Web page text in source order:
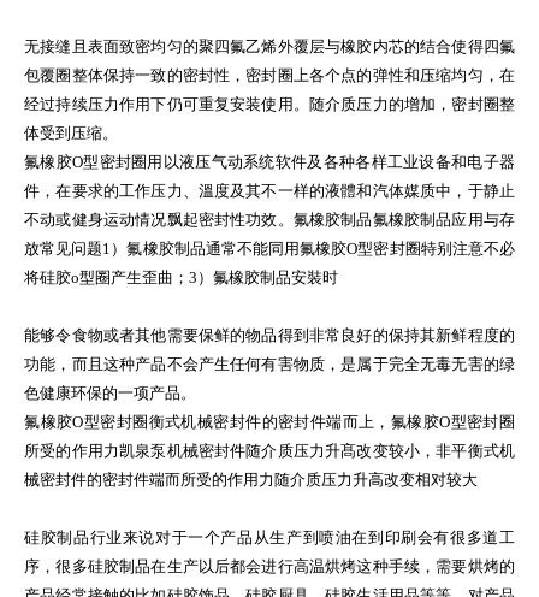
无接缝且表面致密均匀的聚四氟乙烯外覆层与橡胶内芯的结合使得四氟
包覆圈整体保持一致的密封性，密封圈上各个点的弹性和压缩均匀，在
经过持续压力作用下仍可重复安装使用。随介质压力的增加，密封圈整
体受到压缩。
氟橡胶O型密封圈用以液压气动系统软件及各种各样工业设备和电子器
件，在要求的工作压力、溫度及其不一样的液體和汽体媒质中，于静止
不动或健身运动情况飘起密封性功效。氟橡胶制品氟橡胶制品应用与存
放常见问题1）氟橡胶制品通常不能同用氟橡胶O型密封圈特别注意不必
将硅胶o型圈产生歪曲；3）氟橡胶制品安裝时
能够令食物或者其他需要保鲜的物品得到非常良好的保持其新鲜程度的
功能，而且这种产品不会产生任何有害物质，是属于完全无毒无害的绿
色健康环保的一项产品。
氟橡胶O型密封圈衡式机械密封件的密封件端而上，氟橡胶O型密封圈
所受的作用力凯泉泵机械密封件随介质压力升髙改变较小，非平衡式机
械密封件的密封件端而所受的作用力随介质压力升高改变相对较大
硅胶制品行业来说对于一个产品从生产到喷油在到印刷会有很多道工
序，很多硅胶制品在生产以后都会进行高温烘烤这种手续，需要烘烤的